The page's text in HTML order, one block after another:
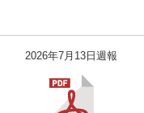
2026年7月13日週報